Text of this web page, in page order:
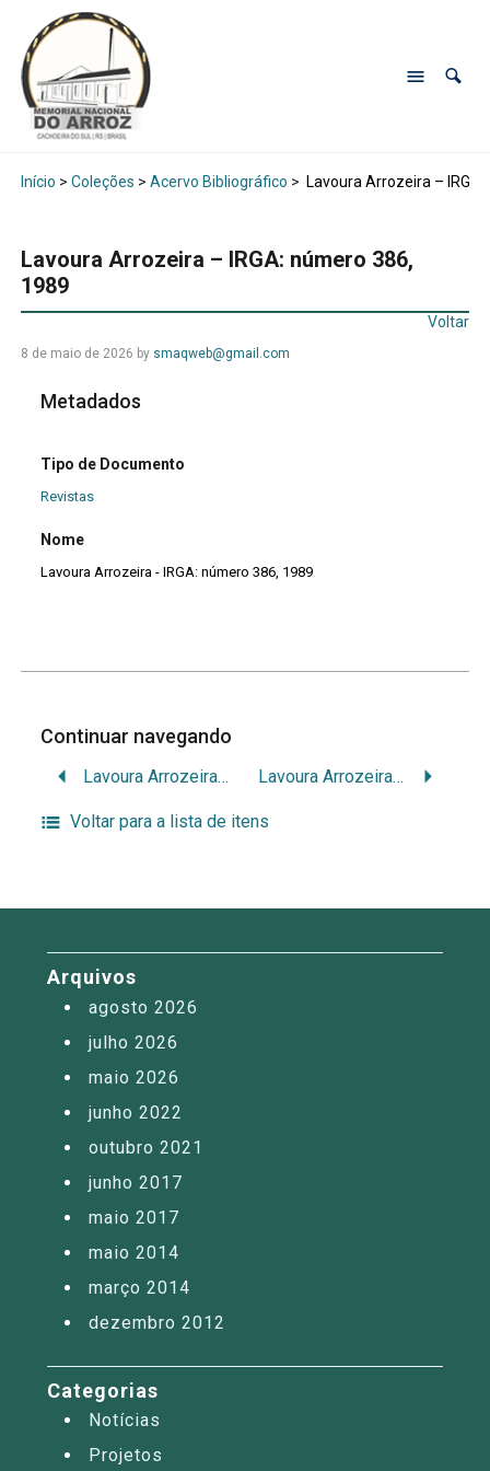
Início > Coleções > Acervo Bibliográfico > Lavoura Arrozeira –
Lavoura Arrozeira – IRGA: número 386,
1989
Voltar
8 de maio de 2026 by smaqweb@gmail.com
Metadados
Tipo de Documento
Revistas
Nome
Lavoura Arrozeira - IRGA: número 386, 1989
Continuar navegando
Lavoura Arrozeira – IRGA: número 385, 1989 Lavoura Arrozeira – IRGA: número 387, 1989
Voltar para a lista de itens
Arquivos
agosto 2026
julho 2026
maio 2026
junho 2022
outubro 2021
junho 2017
maio 2017
maio 2014
março 2014
dezembro 2012
Categorias
Notícias
Projetos